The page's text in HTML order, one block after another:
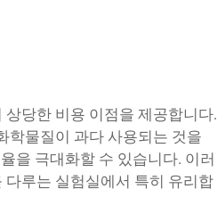
당한 비용 이점을 제공합니다.
학물질이 과다 사용되는 것을
을 극대화할 수 있습니다. 이러
루는 실험실에서 특히 유리합